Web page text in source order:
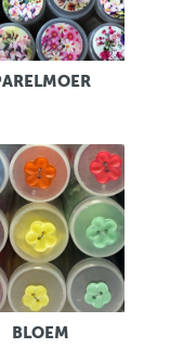
BLOEM